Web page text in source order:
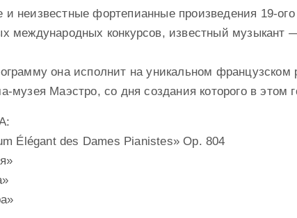
неизвестные фортепианные произведения 19-ого
международных конкурсов, известный музыкант
она исполнит на уникальном французском
музея Маэстро, со дня создания которого в этом
Élégant des Dames Pianistes» Op. 804